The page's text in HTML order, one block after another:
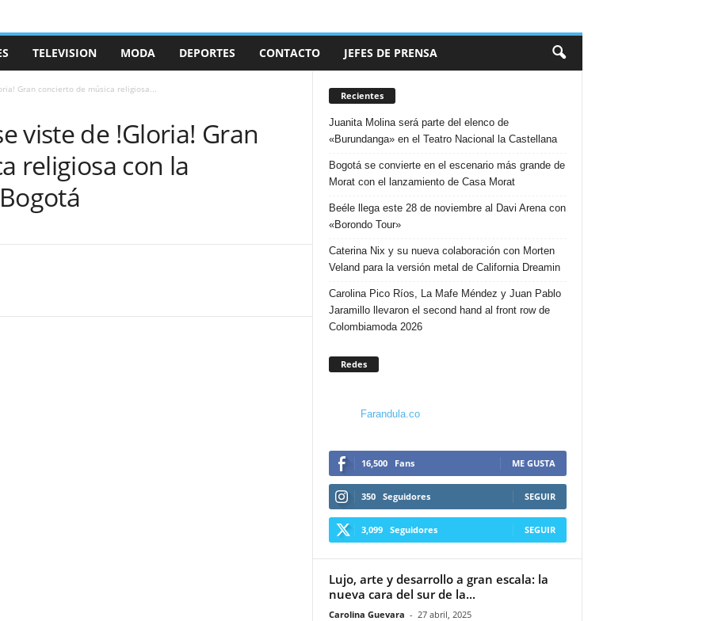
TELEVISION MODA DEPORTES CONTACTO JEFES DE PRENSA
Gran concierto de música religiosa...
viste de !Gloria! Gran
religiosa con la
Recientes
Juanita Molina será parte del elenco de
«Burundanga» en el Teatro Nacional la Castellana
Bogotá se convierte en el escenario más grande de
Morat con el lanzamiento de Casa Morat
Beéle llega este 28 de noviembre al Davi Arena con
«Borondo Tour»
Caterina Nix y su nueva colaboración con Morten
Veland para la versión metal de California Dreamin
Carolina Pico Ríos, La Mafe Méndez y Juan Pablo
Jaramillo llevaron el second hand al front row de
Colombiamoda 2026
Redes
Farandula.co
16,500 Fans ME GUSTA
350 Seguidores SEGUIR
3,099 Seguidores SEGUIR
Lujo, arte y desarrollo a gran escala: la
nueva cara del sur de la...
Carolina Guevara - 27 abril, 2025